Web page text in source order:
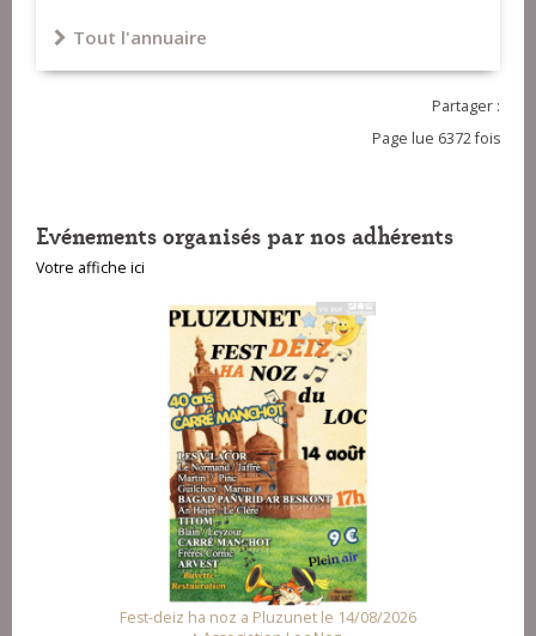
Tout l'annuaire
Partager :
Page lue 6372 fois
Evénements organisés par nos adhérents
Votre affiche ici
Fest-deiz ha noz a Pluzunet le 14/08/2026